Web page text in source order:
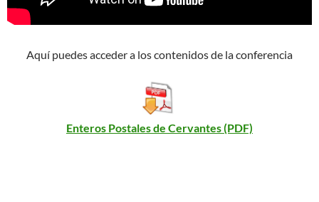
Aquí puedes acceder a los contenidos de la conferencia
Enteros Postales de Cervantes (PDF)